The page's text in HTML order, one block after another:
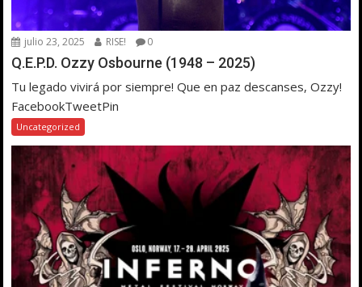
julio 23, 2025 RISE! 0
Q.E.P.D. Ozzy Osbourne (1948 – 2025)
Tu legado vivirá por siempre! Que en paz descanses, Ozzy!
FacebookTweetPin
Uncategorized